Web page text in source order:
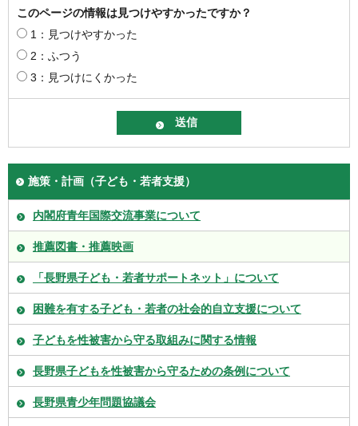
このページの情報は見つけやすかったですか？
1：見つけやすかった
2：ふつう
3：見つけにくかった
施策・計画（子ども・若者支援）
内閣府青年国際交流事業について
推薦図書・推薦映画
「長野県子ども・若者サポートネット」について
困難を有する子ども・若者の社会的自立支援について
子どもを性被害から守る取組みに関する情報
長野県子どもを性被害から守るための条例について
長野県青少年問題協議会